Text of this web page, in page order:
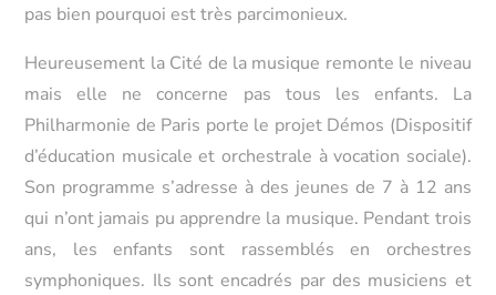
pas bien pourquoi est très parcimonieux.
Heureusement la Cité de la musique remonte le niveau
mais elle ne concerne pas tous les enfants. La
Philharmonie de Paris porte le projet Démos (Dispositif
d’éducation musicale et orchestrale à vocation sociale).
Son programme s’adresse à des jeunes de 7 à 12 ans
qui n’ont jamais pu apprendre la musique. Pendant trois
ans, les enfants sont rassemblés en orchestres
symphoniques. Ils sont encadrés par des musiciens et